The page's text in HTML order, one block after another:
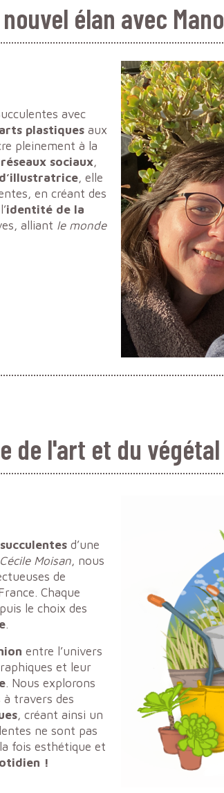
élan avec
avec
arts plastiques aux
pleinement à la
sociaux,
d’illustratrice, elle
en créant des
identité de la
alliant le monde
de l'art et du végétal
d’une
Moisan, nous
de
Chaque
le choix des
.
entre l’univers
et leur
. Nous explorons
à travers des
, créant ainsi un
ne sont pas
fois esthétique et
!